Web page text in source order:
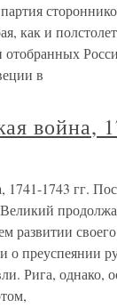
как и
в
война,
1741-1743 гг.
развитии
о преуспеянии
Рига, однако,